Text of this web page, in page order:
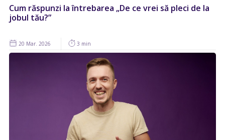
Cum răspunzi la întrebarea „De ce vrei să pleci de la
jobul tău?”
20 Mar. 2026 3 min